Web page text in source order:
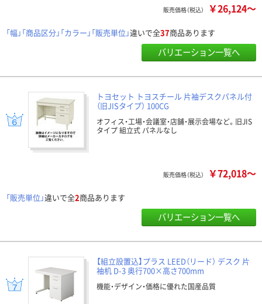
販売価格（税込） ￥26,124～
「幅」「商品区分」「カラー」「販売単位」違いで全37商品あります
バリエーション一覧へ
トヨセット トヨスチール 片袖デスクパネル付
（旧JISタイプ） 100CG
オフィス・工場・会議室・店舗・展示会場など。旧JIS
タイプ 組立式 パネルなし
販売価格（税込） ￥72,018～
「販売単位」違いで全2商品あります
バリエーション一覧へ
【組立設置込】プラス LEED（リード） デスク 片
袖机 D-3 奥行700×高さ700mm
機能・デザイン・価格に優れた国産品質